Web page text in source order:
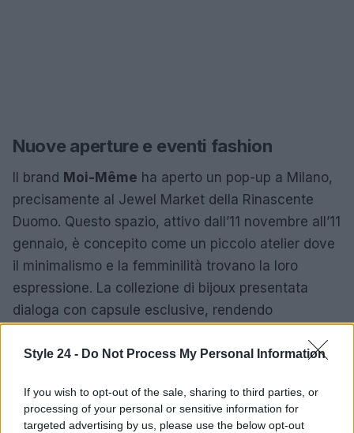
Style 24 - Do Not Process My Personal Information
If you wish to opt-out of the sale, sharing to third parties, or
processing of your personal or sensitive information for
targeted advertising by us, please use the below opt-out
Nuove aperture e eventi fashion
Il brand Moi-Même ha aperto un pop-up a Milano,
precisamente al Jewel Market della Rinascente
Duomo. Questo spazio, attivo dall’11 novembre all’11
gennaio, è concepito come un piccolo atelier dove
il minimalismo e la femminilità trovano la loro
espressione. La collezione di bijoux presentata
dialoga con capsule esclusive, rendendo
bellezza.
Un invito alla riflessione
Ogni pezzo esposto invita a riflettere su identità e